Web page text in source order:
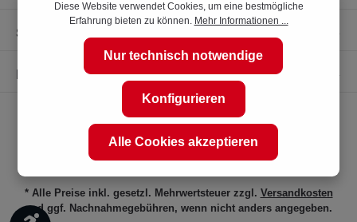
Shop Service
Informationen
* Alle Preise inkl. gesetzl. Mehrwertsteuer zzgl. Versandkosten
und ggf. Nachnahmegebühren, wenn nicht anders angegeben.
Diese Website verwendet Cookies, um eine bestmögliche
Erfahrung bieten zu können. Mehr Informationen ...
Nur technisch notwendige
Konfigurieren
Alle Cookies akzeptieren